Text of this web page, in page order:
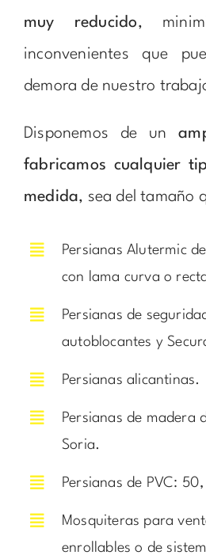
muy reducido,
inconvenientes que
demora de nuestro
Disponemos de un
fabricamos cualquier
medida, sea del tamaño
Persianas Alutermic
con lama curva o
Persianas de
autoblocantes y
Persianas alicantinas.
Persianas de madera
Soria.
Persianas de PVC:
Mosquiteras para
enrollables o de